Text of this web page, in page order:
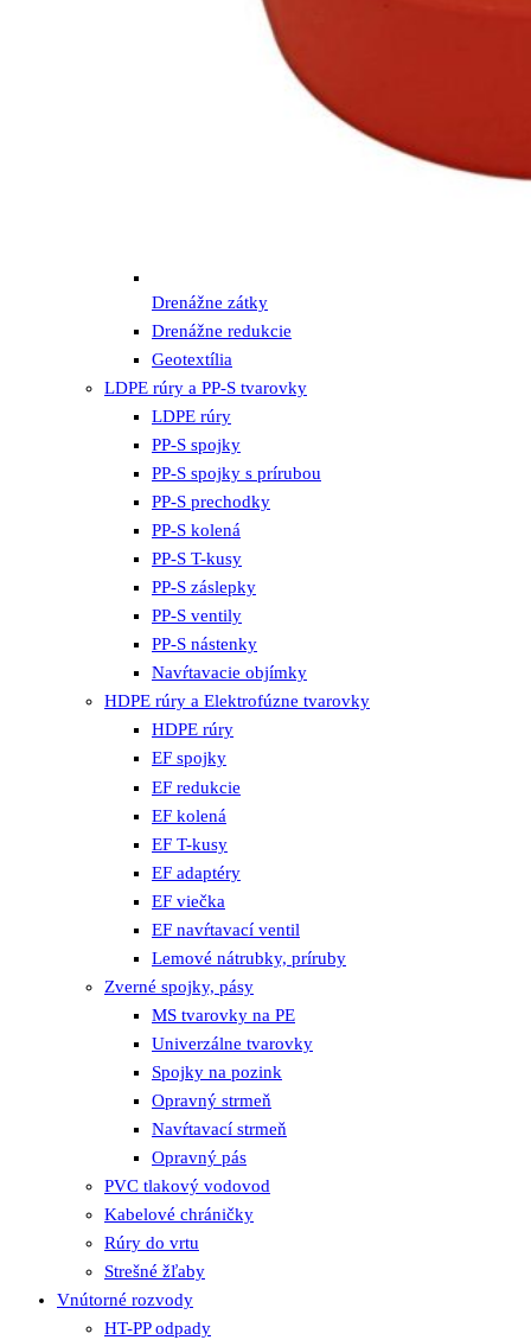
Drenážne zátky
Drenážne redukcie
Geotextília
LDPE rúry a PP-S tvarovky
LDPE rúry
PP-S spojky
PP-S spojky s prírubou
PP-S prechodky
PP-S kolená
PP-S T-kusy
PP-S záslepky
PP-S ventily
PP-S nástenky
Navŕtavacie objímky
HDPE rúry a Elektrofúzne tvarovky
HDPE rúry
EF spojky
EF redukcie
EF kolená
EF T-kusy
EF adaptéry
EF viečka
EF navŕtavací ventil
Lemové nátrubky, príruby
Zverné spojky, pásy
MS tvarovky na PE
Univerzálne tvarovky
Spojky na pozink
Opravný strmeň
Navŕtavací strmeň
Opravný pás
PVC tlakový vodovod
Kabelové chráničky
Rúry do vrtu
Strešné žľaby
Vnútorné rozvody
HT-PP odpady